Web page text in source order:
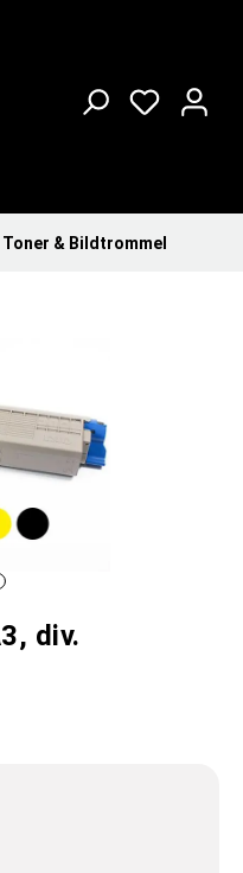
Toner & Bildtrommel
div.